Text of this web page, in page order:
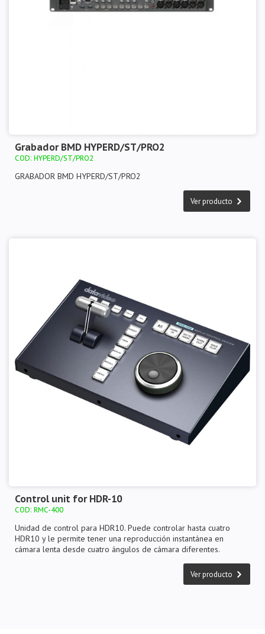
Grabador BMD HYPERD/ST/PRO2
COD: HYPERD/ST/PRO2
GRABADOR BMD HYPERD/ST/PRO2
Ver producto
Control unit for HDR-10
COD: RMC-400
Unidad de control para HDR10. Puede controlar hasta cuatro
HDR10 y le permite tener una reproducción instantánea en
cámara lenta desde cuatro ángulos de cámara diferentes.
Ver producto